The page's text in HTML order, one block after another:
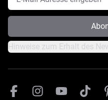
Hinweise zum Erhalt des
FacebookInstagramYouTubeTikTok